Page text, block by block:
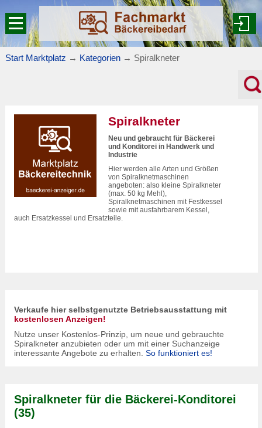
Start Marktplatz → Kategorien → Spiralkneter
Spiralkneter
Neu und gebraucht für Bäckerei
und Konditorei in Handwerk und
Industrie
Hier werden alle Arten und Größen
von Spiralknetmaschinen
angeboten: also kleine Spiralkneter
(max. 50 kg Mehl),
Spiralknetmaschinen mit Festkessel
sowie mit ausfahrbarem Kessel,
auch Ersatzkessel und Ersatzteile.
Verkaufe hier selbstgenutzte Betriebsausstattung mit
kostenlosen Anzeigen!
Nutze unser Kostenlos-Prinzip, um neue und gebrauchte
Spiralkneter anzubieten oder um mit einer Suchanzeige
interessante Angebote zu erhalten. So funktioniert es!
Spiralkneter für die Bäckerei-Konditorei
(35)